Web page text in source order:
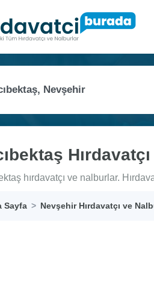
hırdavatçı ve nalburlar.
Sayfa Nevşehir Hırdavatçı ve